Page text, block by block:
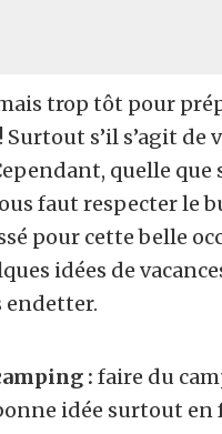
trop tôt pour
Surtout s’il s’agit de
quelle que
faut respecter le
pour cette belle
idées de
endetter.
: faire du
idée surtout en